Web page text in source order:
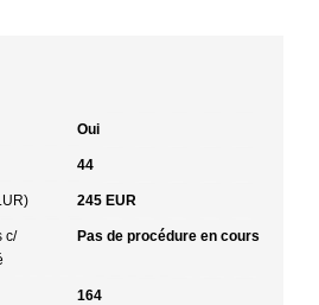
Oui
44
245 EUR
c/
Pas de procédure en cours
164